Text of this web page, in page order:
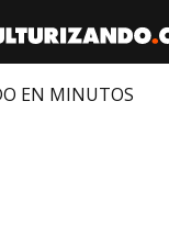
EN MINUTOS